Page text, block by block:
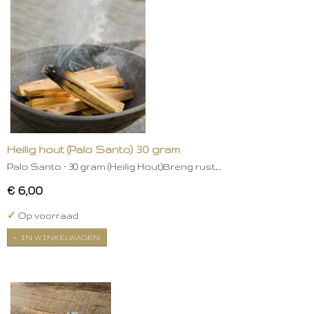
Heilig hout (Palo Santo) 30 gram
Palo Santo – 30 gram (Heilig Hout)Breng rust,…
€ 6,00
✓ Op voorraad
IN WINKELWAGEN